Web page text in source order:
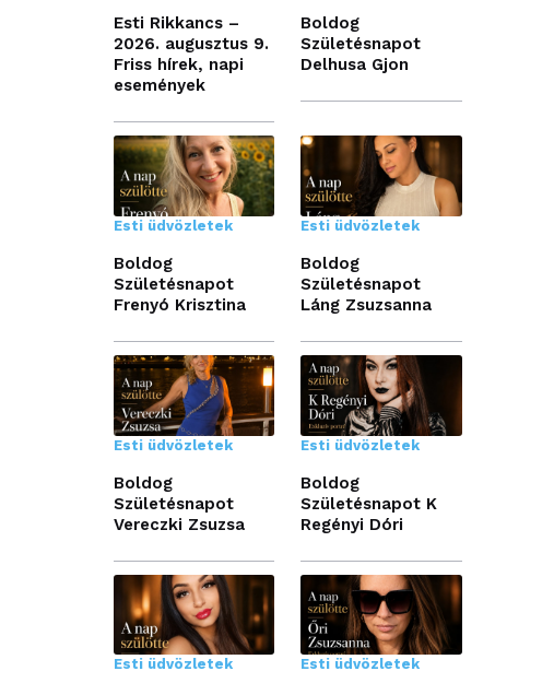
Esti Rikkancs –
2026. augusztus 9.
Friss hírek, napi
események
Boldog
Születésnapot
Delhusa Gjon
Esti üdvözletek
Boldog
Születésnapot
Frenyó Krisztina
Esti üdvözletek
Boldog
Születésnapot
Láng Zsuzsanna
Esti üdvözletek
Boldog
Születésnapot
Vereczki Zsuzsa
Esti üdvözletek
Boldog
Születésnapot K
Regényi Dóri
Esti üdvözletek Esti üdvözletek